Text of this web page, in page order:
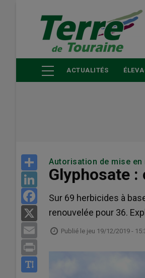
principal
ACTUALITÉS
Share
LinkedIn
Facebook
Email
Autorisation de mise en
Glyphosate :
Sur 69 herbicides à
renouvelée pour 36.
Publié le jeu 19/12/2019 -